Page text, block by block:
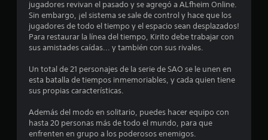
o
:
.
e
jugadores revivan el pasado y se agregó a ALfheim Online.
Sin embargo, ¡el sistema se sale de control y hace que los
jugadores de todo el tiempo y el espacio sean desplazados!
Para restaurar la línea del tiempo, Kirito debe trabajar con
sus amistades caídas... y también con sus rivales.
Un total de 21 personajes de la serie de SAO se le unen en
esta batalla de tiempos inmemoriables, y cada quien tiene
sus propias características.
Además del modo en solitario, puedes hacer equipo con
hasta 20 personas más de todo el mundo, para que
enfrenten en grupo a los poderosos enemigos.